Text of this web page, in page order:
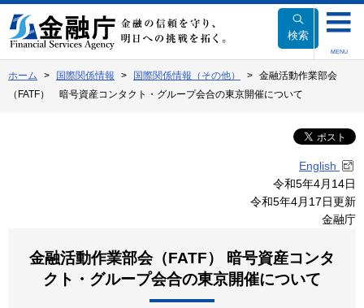
文
へ
動
検索
MENU
ホーム 国際関係情報 国際関係情報（その他）
金融活動作業部会
（FATF） 暗号資産コンタクト・グループ会合の東京開催について
English
令和5年4月14日
令和5年4月17日更新
金融庁
金融活動作業部会（FATF） 暗号資産コンタ
クト・グループ会合の東京開催について